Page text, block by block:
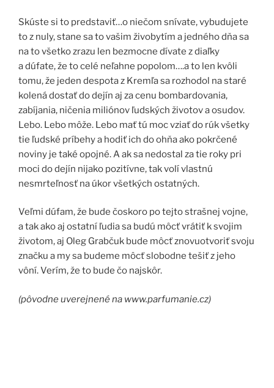
Skúste si to predstaviť…o niečom snívate, vybudujete
to z nuly, stane sa to vašim živobytím a jedného dňa sa
na to všetko zrazu len bezmocne dívate z diaľky
a dúfate, že to celé neľahne popolom….a to len kvôli
tomu, že jeden despota z Kremľa sa rozhodol na staré
kolená dostať do dejín aj za cenu bombardovania,
zabíjania, ničenia miliónov ľudských životov a osudov.
Lebo. Lebo môže. Lebo mať tú moc vziať do rúk všetky
tie ľudské príbehy a hodiť ich do ohňa ako pokrčené
noviny je také opojné. A ak sa nedostal za tie roky pri
moci do dejín nijako pozitívne, tak volí vlastnú
nesmrteľnosť na úkor všetkých ostatných.
Veľmi dúfam, že bude čoskoro po tejto strašnej vojne,
a tak ako aj ostatní ľudia sa budú môcť vrátiť k svojim
životom, aj Oleg Grabčuk bude môcť znovuotvoriť svoju
značku a my sa budeme môcť slobodne tešiť z jeho
vôní. Verím, že to bude čo najskôr.
(pôvodne uverejnené na www.parfumanie.cz)